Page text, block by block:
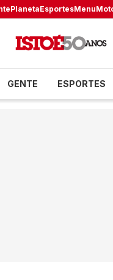
PlanetaEsportesMenu
GENTE ESPORTES